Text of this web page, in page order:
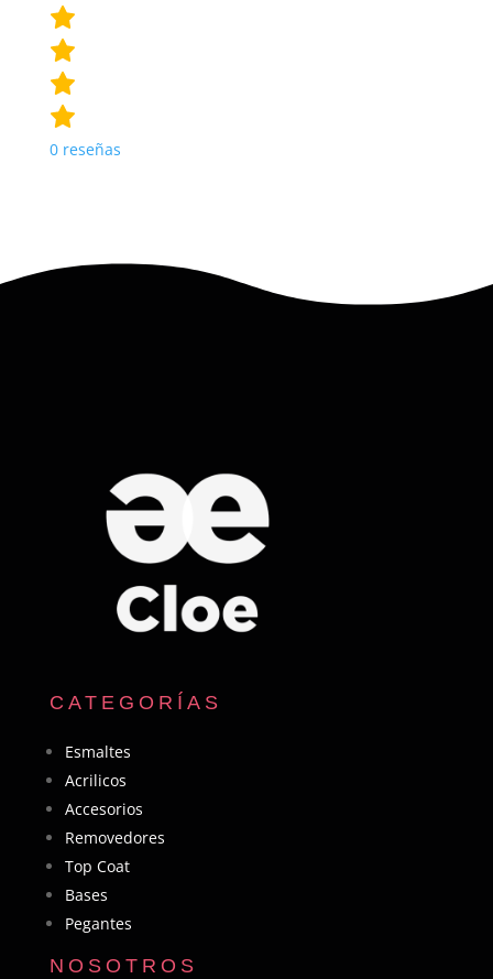
0reseñas
CATEGORÍAS
Esmaltes
Acrilicos
Accesorios
Removedores
Top Coat
Bases
Pegantes
NOSOTROS